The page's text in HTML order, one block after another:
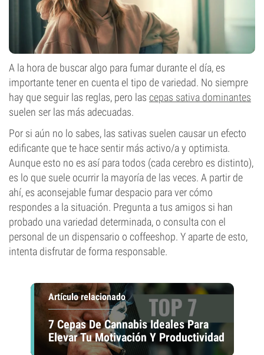
A la hora de buscar algo para fumar durante el día, es
importante tener en cuenta el tipo de variedad. No siempre
hay que seguir las reglas, pero las cepas sativa dominantes
suelen ser las más adecuadas.
Por si aún no lo sabes, las sativas suelen causar un efecto
edificante que te hace sentir más activo/a y optimista.
Aunque esto no es así para todos (cada cerebro es distinto),
es lo que suele ocurrir la mayoría de las veces. A partir de
ahí, es aconsejable fumar despacio para ver cómo
respondes a la situación. Pregunta a tus amigos si han
probado una variedad determinada, o consulta con el
personal de un dispensario o coffeeshop. Y aparte de esto,
intenta disfrutar de forma responsable.
Artículo relacionado
7 Cepas De Cannabis Ideales Para
Elevar Tu Motivación Y Productividad